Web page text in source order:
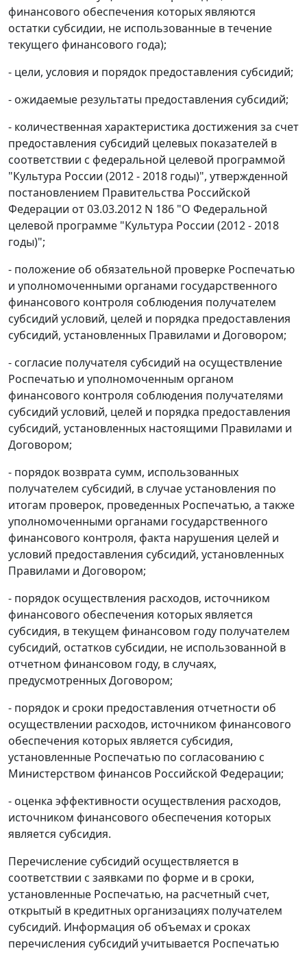
финансового обеспечения которых являются
остатки субсидии, не использованные в течение
текущего финансового года);
- цели, условия и порядок предоставления субсидий;
- ожидаемые результаты предоставления субсидий;
- количественная характеристика достижения за счет
предоставления субсидий целевых показателей в
соответствии с федеральной целевой программой
"Культура России (2012 - 2018 годы)", утвержденной
постановлением Правительства Российской
Федерации от 03.03.2012 N 186 "О Федеральной
целевой программе "Культура России (2012 - 2018
годы)";
- положение об обязательной проверке Роспечатью
и уполномоченными органами государственного
финансового контроля соблюдения получателем
субсидий условий, целей и порядка предоставления
субсидий, установленных Правилами и Договором;
- согласие получателя субсидий на осуществление
Роспечатью и уполномоченным органом
финансового контроля соблюдения получателями
субсидий условий, целей и порядка предоставления
субсидий, установленных настоящими Правилами и
Договором;
- порядок возврата сумм, использованных
получателем субсидий, в случае установления по
итогам проверок, проведенных Роспечатью, а также
уполномоченными органами государственного
финансового контроля, факта нарушения целей и
условий предоставления субсидий, установленных
Правилами и Договором;
- порядок осуществления расходов, источником
финансового обеспечения которых является
субсидия, в текущем финансовом году получателем
субсидий, остатков субсидии, не использованной в
отчетном финансовом году, в случаях,
предусмотренных Договором;
- порядок и сроки предоставления отчетности об
осуществлении расходов, источником финансового
обеспечения которых является субсидия,
установленные Роспечатью по согласованию с
Министерством финансов Российской Федерации;
- оценка эффективности осуществления расходов,
источником финансового обеспечения которых
является субсидия.
Перечисление субсидий осуществляется в
соответствии с заявками по форме и в сроки,
установленные Роспечатью, на расчетный счет,
открытый в кредитных организациях получателем
субсидий. Информация об объемах и сроках
перечисления субсидий учитывается Роспечатью